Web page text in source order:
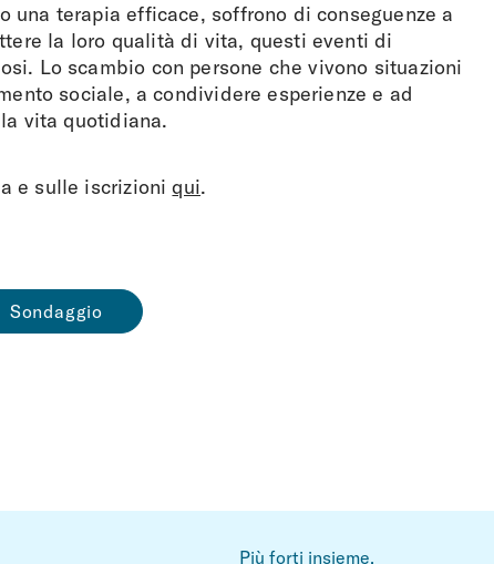
una terapia efficace, soffrono di conseguenze a
la loro qualità di vita, questi eventi di
Lo scambio con persone che vivono situazioni
sociale, a condividere esperienze e ad
vita quotidiana.
e sulle iscrizioniqui.
Sondaggio
Più forti insieme.